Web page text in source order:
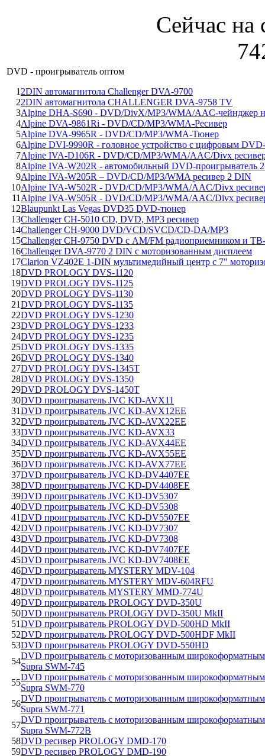
Сейчас на
DVD - проигрыватель оптом
1 2DIN автомагнитола Challenger DVA-9700
22DIN автомагнитола CHALLENGER DVA-9758 TV
3Alpine DHA-S690 - DVD/DivX/MP3/WMA/AAC-чейнджер
4Alpine DVA-9861Ri - DVD/CD/MP3/WMA-Ресивер
5Alpine DVA-9965R - DVD/CD/MP3/WMA-Тюнер
6Alpine DVI-9990R - головное устройство с цифровым
7Alpine IVA-D106R - DVD/CD/MP3/WMA/AAC/Divx
8Alpine IVA-W202R - автомобильный DVD-проигрыватель
9Alpine IVA-W205R – DVD/CD/MP3/WMA ресивер 2 DIN
10Alpine IVA-W502R - DVD/CD/MP3/WMA/AAC/Divx
11 Alpine IVA-W505R - DVD/CD/MP3/WMA/AAC/Divx
12Blaupunkt Las Vegas DVD35 DVD-тюнер
13Challenger CH-5010 CD, DVD, MP3 ресивер
14Challenger CH-9000 DVD/VCD/SVCD/CD-DA/MP3
15Challenger CH-9750 DVD с AM/FM радиоприемником и
16Challenger DVA-9770 2 DIN с моторизованным дисплеем
17Clarion VZ402E 1-DIN мультимедийный центр c 7"
18DVD PROLOGY DVS-1120
19DVD PROLOGY DVS-1125
20DVD PROLOGY DVS-1130
21DVD PROLOGY DVS-1135
22DVD PROLOGY DVS-1230
23DVD PROLOGY DVS-1233
24DVD PROLOGY DVS-1235
25DVD PROLOGY DVS-1335
26DVD PROLOGY DVS-1340
27DVD PROLOGY DVS-1345T
28DVD PROLOGY DVS-1350
29DVD PROLOGY DVS-1450T
30DVD проигрыватель JVC KD-AVX11
31DVD проигрыватель JVC KD-AVX12EE
32DVD проигрыватель JVC KD-AVX22EE
33DVD проигрыватель JVC KD-AVX33
34DVD проигрыватель JVC KD-AVX44EE
35DVD проигрыватель JVC KD-AVX55EE
36DVD проигрыватель JVC KD-AVX77EE
37DVD проигрыватель JVC KD-DV4407EE
38DVD проигрыватель JVC KD-DV4408EE
39DVD проигрыватель JVC KD-DV5307
40DVD проигрыватель JVC KD-DV5308
41DVD проигрыватель JVC KD-DV5507EE
42DVD проигрыватель JVC KD-DV7307
43DVD проигрыватель JVC KD-DV7308
44DVD проигрыватель JVC KD-DV7407EE
45DVD проигрыватель JVC KD-DV7408EE
46DVD проигрыватель MYSTERY MDV-104
47DVD проигрыватель MYSTERY MDV-604RFU
48DVD проигрыватель MYSTERY MMD-774U
49DVD проигрыватель PROLOGY DVD-350U
50DVD проигрыватель PROLOGY DVD-350U MkII
51DVD проигрыватель PROLOGY DVD-500HD MkII
52DVD проигрыватель PROLOGY DVD-500HDF MkII
53DVD проигрыватель PROLOGY DVD-550HD
54
DVD проигрыватель с моторизованным
Supra SWM-745
55
DVD проигрыватель с моторизованным
Supra SWM-770
56
DVD проигрыватель с моторизованным
Supra SWM-771
57
DVD проигрыватель с моторизованным
Supra SWM-772B
58DVD ресивер PROLOGY DMD-170
59DVD ресивер PROLOGY DMD-190